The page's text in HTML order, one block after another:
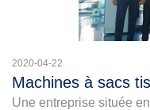
2020-04-22
Machines à sacs
Une entreprise située